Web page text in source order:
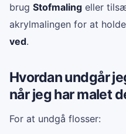
brug Stofmaling eller
akrylmalingen for at holde
ved.
Hvordan undgår
når jeg har malet
For at undgå flosser: